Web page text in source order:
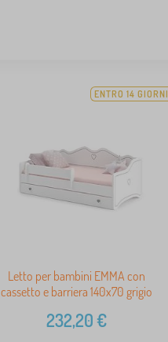
ENTRO 14 GIORNI
Letto per bambini EMMA con
cassetto e barriera 140x70 grigio
232,20€